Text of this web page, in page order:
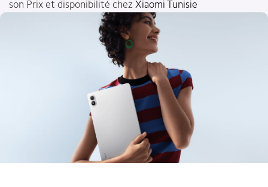
son Prix et disponibilité chez Xiaomi Tunisie